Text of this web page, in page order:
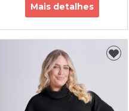
Mais detalhes